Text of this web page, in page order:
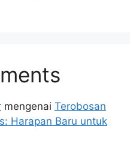
mengenai Terobosan
Harapan Baru untuk